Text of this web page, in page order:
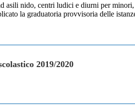
asili nido, centri ludici e diurni per
la graduatoria provvisoria delle
2019/2020